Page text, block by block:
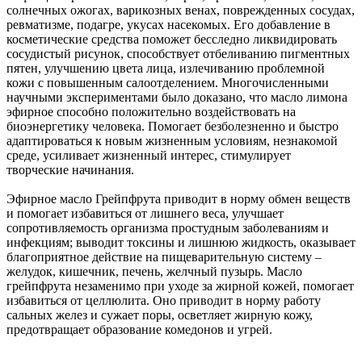
солнечных ожогах, варикозных венах, поврежденных сосудах,
ревматизме, подагре, укусах насекомых. Его добавление в
косметические средства поможет бесследно ликвидировать
сосудистый рисунок, способствует отбеливанию пигментных
пятен, улучшению цвета лица, излечиванию проблемной
кожи с повышенным салоотделением. Многочисленными
научными экспериментами было доказано, что масло лимона
эфирное способно положительно воздействовать на
биоэнергетику человека. Помогает безболезненно и быстро
адаптироваться к новым жизненным условиям, незнакомой
среде, усиливает жизненный интерес, стимулирует
творческие начинания.
Эфирное масло Грейпфрута приводит в норму обмен веществ
и помогает избавиться от лишнего веса, улучшает
сопротивляемость организма простудным заболеваниям и
инфекциям; выводит токсины и лишнюю жидкость, оказывает
благоприятное действие на пищеварительную систему –
желудок, кишечник, печень, желчный пузырь. Масло
грейпфрута незаменимо при уходе за жирной кожей, помогает
избавиться от целлюлита. Оно приводит в норму работу
сальных желез и сужает поры, осветляет жирную кожу,
предотвращает образование комедонов и угрей.